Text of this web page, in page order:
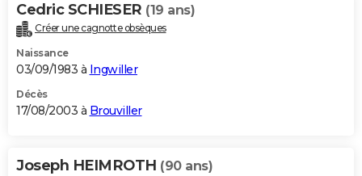
Cedric SCHIESER (19 ans)
Créer une cagnotte obsèques
Naissance
03/09/1983 à Ingwiller
Décès
17/08/2003 à Brouviller
Joseph HEIMROTH (90 ans)